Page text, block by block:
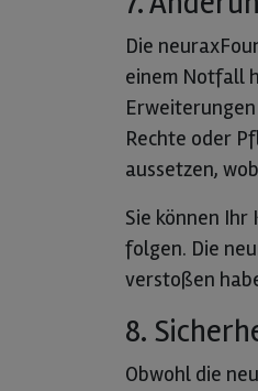
Die
einem Notfall
Rechte oder
aussetzen,
Sie können Ihr
folgen. Die
verstoßen
8.
Obwohl die